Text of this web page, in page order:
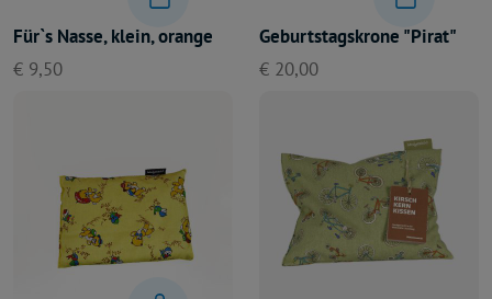
Für`s Nasse, klein, orange
€ 9,50
Geburtstagskrone "Pirat"
€ 20,00